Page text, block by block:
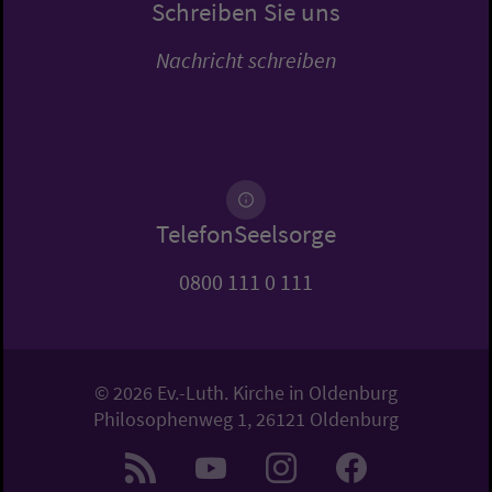
Schreiben Sie uns
Nachricht schreiben
TelefonSeelsorge
0800 111 0 111
© 2026 Ev.-Luth. Kirche in Oldenburg
Philosophenweg 1, 26121 Oldenburg